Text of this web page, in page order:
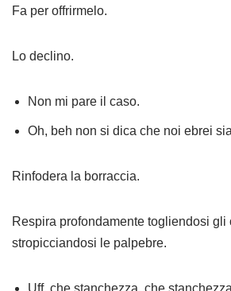
Fa per offrirmelo.
Lo declino.
Non mi pare il caso.
Oh, beh non si dica che noi ebrei
Rinfodera la borraccia.
Respira profondamente togliendosi gli
stropicciandosi le palpebre.
Uff, che stanchezza, che